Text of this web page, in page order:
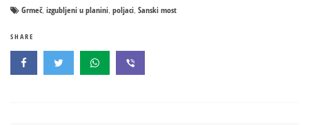
Grmeč, izgubljeni u planini, poljaci, Sanski most
SHARE